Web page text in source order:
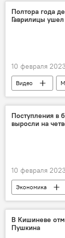
Полтора года
Гаврилицы ушел
10 февраля
Видео
Итоги недели
Поступления в
выросли на
10 февраля
Экономика
Гагаузия
В Кишиневе
Пушкина